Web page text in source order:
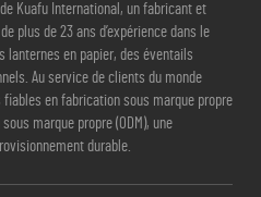
Kuafu International, un fabricant et
plus de 23 ans d’expérience dans le
lanternes en papier, des éventails
Au service de clients du monde
en fabrication sous marque propre
marque propre (ODM), une
durable.